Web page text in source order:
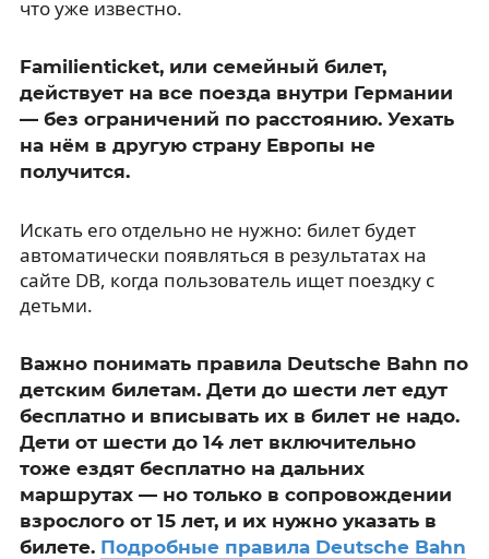
что уже известно.
Familienticket, или семейный билет,
действует на все поезда внутри Германии
— без ограничений по расстоянию. Уехать
на нём в другую страну Европы не
получится.
Искать его отдельно не нужно: билет будет
автоматически появляться в результатах на
сайте DB, когда пользователь ищет поездку с
детьми.
Важно понимать правила Deutsche Bahn по
детским билетам. Дети до шести лет едут
бесплатно и вписывать их в билет не надо.
Дети от шести до 14 лет включительно
тоже ездят бесплатно на дальних
маршрутах — но только в сопровождении
взрослого от 15 лет, и их нужно указать в
билете. Подробные правила Deutsche Bahn